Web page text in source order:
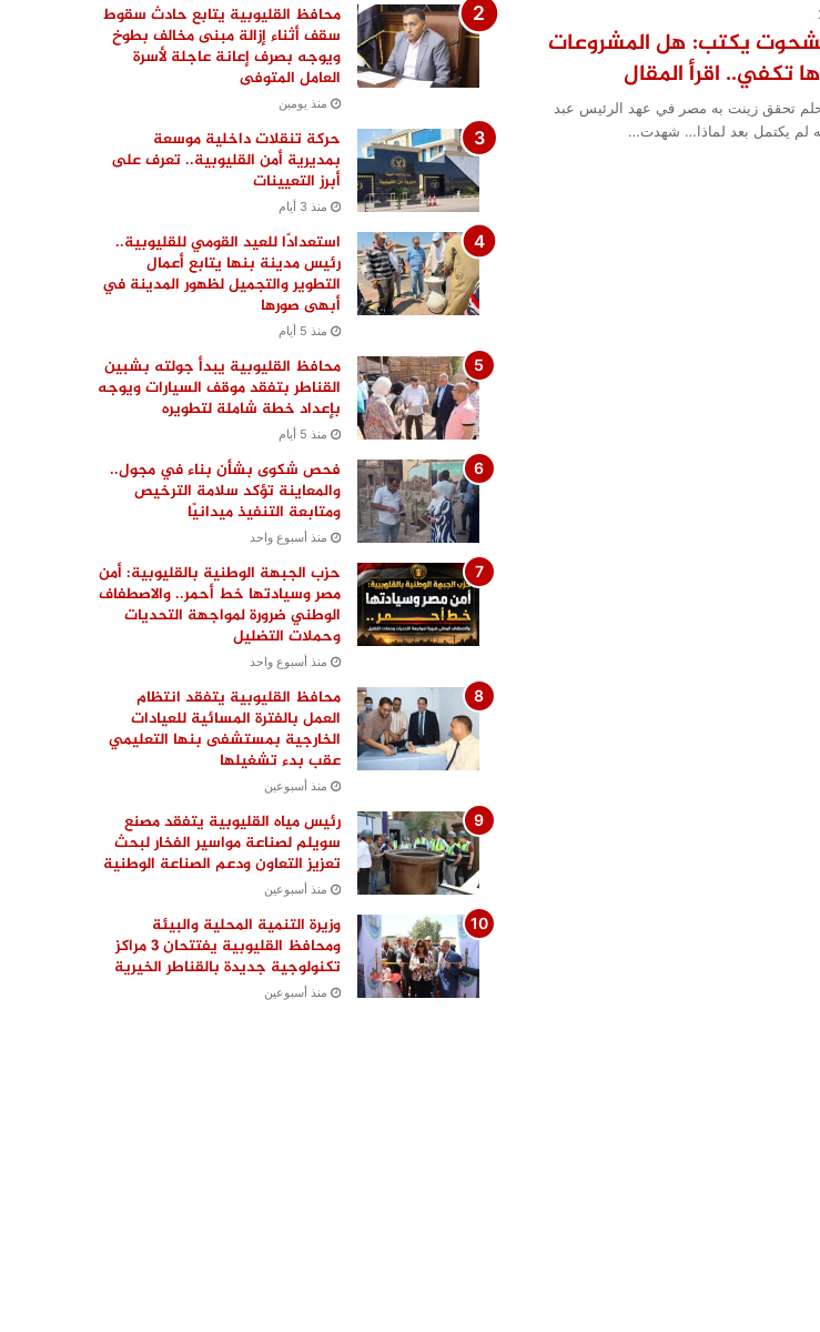
يكتب: هل المشروعات
تكفي.. اقرأ المقال
حلم تحقق زينت به مصر في عهد الرئيس عبد
لم يكتمل بعد لماذا… شهدت…
محافظ القليوبية يتابع حادث سقوط
سقف أثناء إزالة مبنى مخالف بطوخ
ويوجه بصرف إعانة عاجلة لأسرة
العامل المتوفى
منذ يومين
حركة تنقلات داخلية موسعة
بمديرية أمن القليوبية.. تعرف على
أبرز التعيينات
منذ 3 أيام
استعدادًا للعيد القومي للقليوبية..
رئيس مدينة بنها يتابع أعمال
التطوير والتجميل لظهور المدينة في
أبهى صورها
منذ 5 أيام
محافظ القليوبية يبدأ جولته بشبين
القناطر بتفقد موقف السيارات ويوجه
بإعداد خطة شاملة لتطويره
منذ 5 أيام
فحص شكوى بشأن بناء في مجول..
والمعاينة تؤكد سلامة الترخيص
ومتابعة التنفيذ ميدانيًا
منذ أسبوع واحد
حزب الجبهة الوطنية بالقليوبية: أمن
مصر وسيادتها خط أحمر.. والاصطفاف
الوطني ضرورة لمواجهة التحديات
وحملات التضليل
منذ أسبوع واحد
محافظ القليوبية يتفقد انتظام
العمل بالفترة المسائية للعيادات
الخارجية بمستشفى بنها التعليمي
عقب بدء تشغيلها
منذ أسبوعين
رئيس مياه القليوبية يتفقد مصنع
سويلم لصناعة مواسير الفخار لبحث
تعزيز التعاون ودعم الصناعة الوطنية
منذ أسبوعين
وزيرة التنمية المحلية والبيئة
ومحافظ القليوبية يفتتحان 3 مراكز
تكنولوجية جديدة بالقناطر الخيرية
منذ أسبوعين